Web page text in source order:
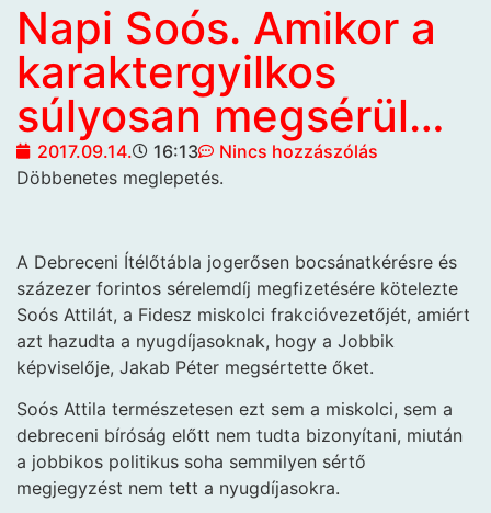
Napi Soós. Amikor a
karaktergyilkos
súlyosan megsérül…
2017.09.14. 16:13
Nincs hozzászólás
Döbbenetes meglepetés.
A Debreceni Ítélőtábla jogerősen bocsánatkérésre és
százezer forintos sérelemdíj megfizetésére kötelezte
Soós Attilát, a Fidesz miskolci frakcióvezetőjét, amiért
azt hazudta a nyugdíjasoknak, hogy a Jobbik
képviselője, Jakab Péter megsértette őket.
Soós Attila természetesen ezt sem a miskolci, sem a
debreceni bíróság előtt nem tudta bizonyítani, miután
a jobbikos politikus soha semmilyen sértő
megjegyzést nem tett a nyugdíjasokra.